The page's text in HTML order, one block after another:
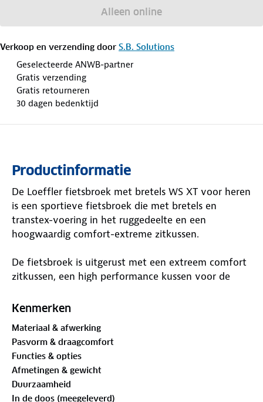
Alleen online
Verkoop en verzending door S.B. Solutions
Geselecteerde ANWB-partner
Gratis verzending
Gratis retourneren
30 dagen bedenktijd
Productinformatie
De Loeffler fietsbroek met bretels WS XT voor heren
is een sportieve fietsbroek die met bretels en
transtex-voering in het ruggedeelte en een
hoogwaardig comfort-extreme zitkussen.
De fietsbroek is uitgerust met een extreem comfort
zitkussen, een high performance kussen voor de
racezadels. Het zitkussen is uitgevoerd met
dichtheden. In het gebied van de zitbotten is dit
Ultra High Density (120 kg/m3). Doordat het
zitkussen is geperforeerd is het naast lichtgewicht
ook perfect voor de temperatuursregeling. Het
zitkussen is langdurig vormvast. De naadlozen
Kenmerken
Materiaal & afwerking
Pasvorm & draagcomfort
Functies & opties
Afmetingen & gewicht
Duurzaamheid
In de doos (meegeleverd)